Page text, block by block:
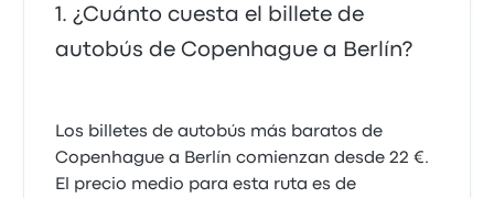
¿Cuánto cuesta el billete de
autobús de Copenhague a Berlín?
Los billetes de autobús más baratos de
Copenhague a Berlín comienzan desde 22 €.
El precio medio para esta ruta es de